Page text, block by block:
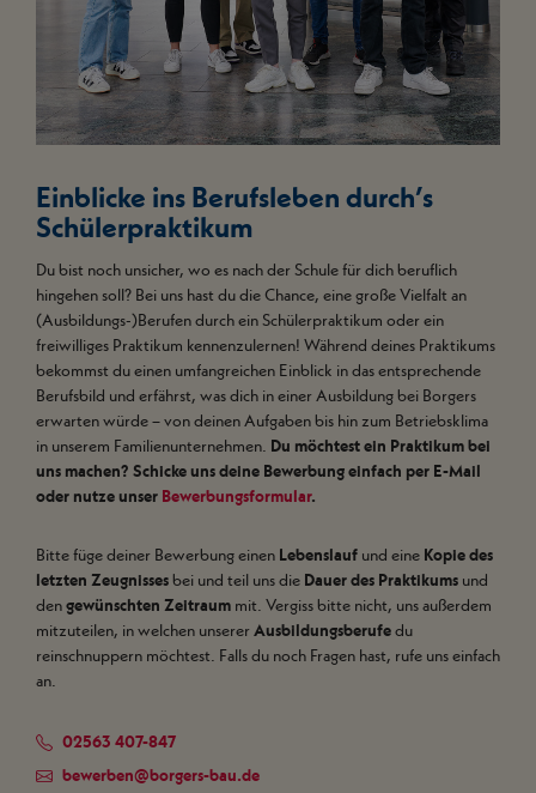
Einblicke ins Berufsleben durch’s
Schülerpraktikum
Du bist noch unsicher, wo es nach der Schule für dich beruflich
hingehen soll? Bei uns hast du die Chance, eine große Vielfalt an
(Ausbildungs-)Berufen durch ein Schülerpraktikum oder ein
freiwilliges Praktikum kennenzulernen! Während deines Praktikums
bekommst du einen umfangreichen Einblick in das entsprechende
Berufsbild und erfährst, was dich in einer Ausbildung bei Borgers
erwarten würde – von deinen Aufgaben bis hin zum Betriebsklima
in unserem Familienunternehmen. Du möchtest ein Praktikum bei
uns machen? Schicke uns deine Bewerbung einfach per E-Mail
oder nutze unser Bewerbungsformular.
Bitte füge deiner Bewerbung einen Lebenslauf und eine Kopie des
letzten Zeugnissesbei und teil uns die Dauer des Praktikums und
dengewünschten Zeitraum mit. Vergiss bitte nicht, uns außerdem
mitzuteilen, in welchen unsererAusbildungsberufedu
reinschnuppern möchtest. Falls du noch Fragen hast, rufe uns einfach
an.
02563 407-847
bewerben@borgers-bau.de